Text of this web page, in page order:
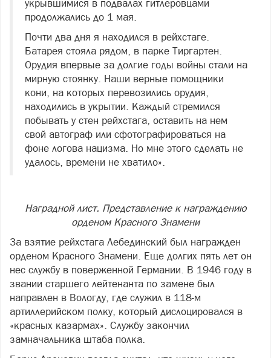
укрывшимися в подвалах гитлеровцами
продолжались до 1 мая.
Почти два дня я находился в рейхстаге.
Батарея стояла рядом, в парке Тиргартен.
Орудия впервые за долгие годы войны стали на
мирную стоянку. Наши верные помощники
кони, на которых перевозились орудия,
находились в укрытии. Каждый стремился
побывать у стен рейхстага, оставить на нем
свой автограф или сфотографироваться на
фоне логова нацизма. Но мне этого сделать не
удалось, времени не хватило».
Наградной лист. Представление к награждению
орденом Красного Знамени
За взятие рейхстага Лебединский был награжден
орденом Красного Знамени. Еще долгих пять лет он
нес службу в поверженной Германии. В 1946 году в
звании старшего лейтенанта по замене был
направлен в Вологду, где служил в 118-м
артиллерийском полку, который дислоцировался в
«красных казармах». Службу закончил
замначальника штаба полка.